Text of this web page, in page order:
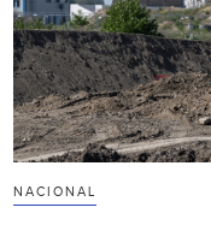
NACIONAL